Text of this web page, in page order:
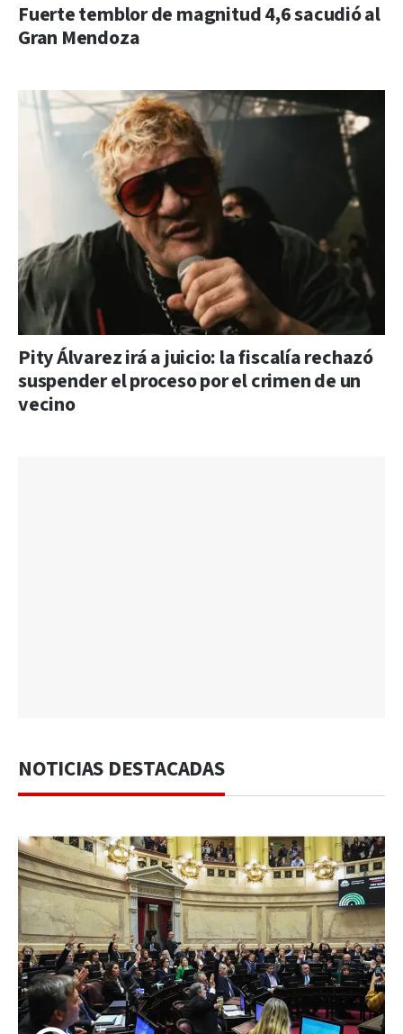
Fuerte temblor de magnitud 4,6 sacudió al
Gran Mendoza
Pity Álvarez irá a juicio: la fiscalía rechazó
suspender el proceso por el crimen de un
vecino
NOTICIAS DESTACADAS